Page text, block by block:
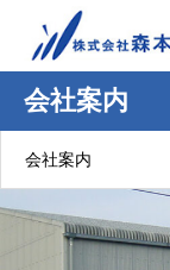
会社案内
会社案内